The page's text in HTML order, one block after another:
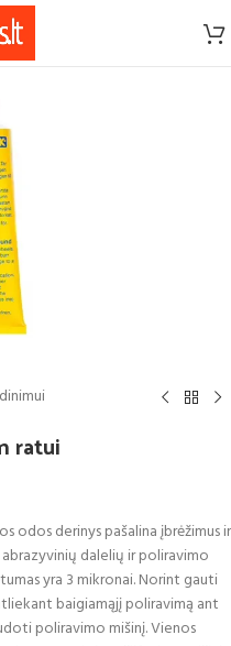
ratui
odos derinys pašalina įbrėžimus ir
dalelių ir poliravimo
yra 3 mikronai. Norint gauti
baigiamąjį poliravimą ant
poliravimo mišinį. Vienos